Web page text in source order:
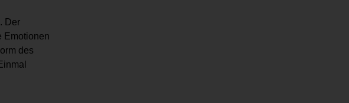
Der
Emotionen
des